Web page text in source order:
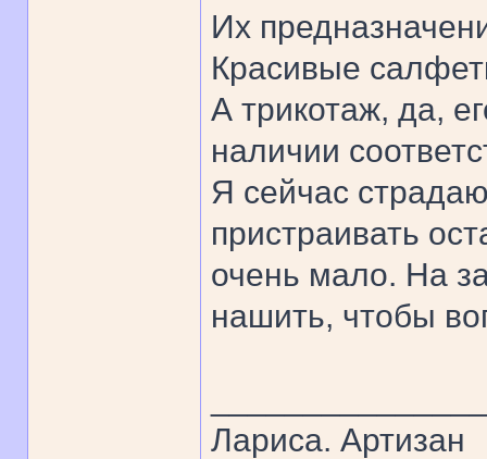
Их
Красивые
А трикотаж, да,
наличии
Я сейчас
пристраивать
очень мало. На
нашить, чтобы
Лариса. Артизан